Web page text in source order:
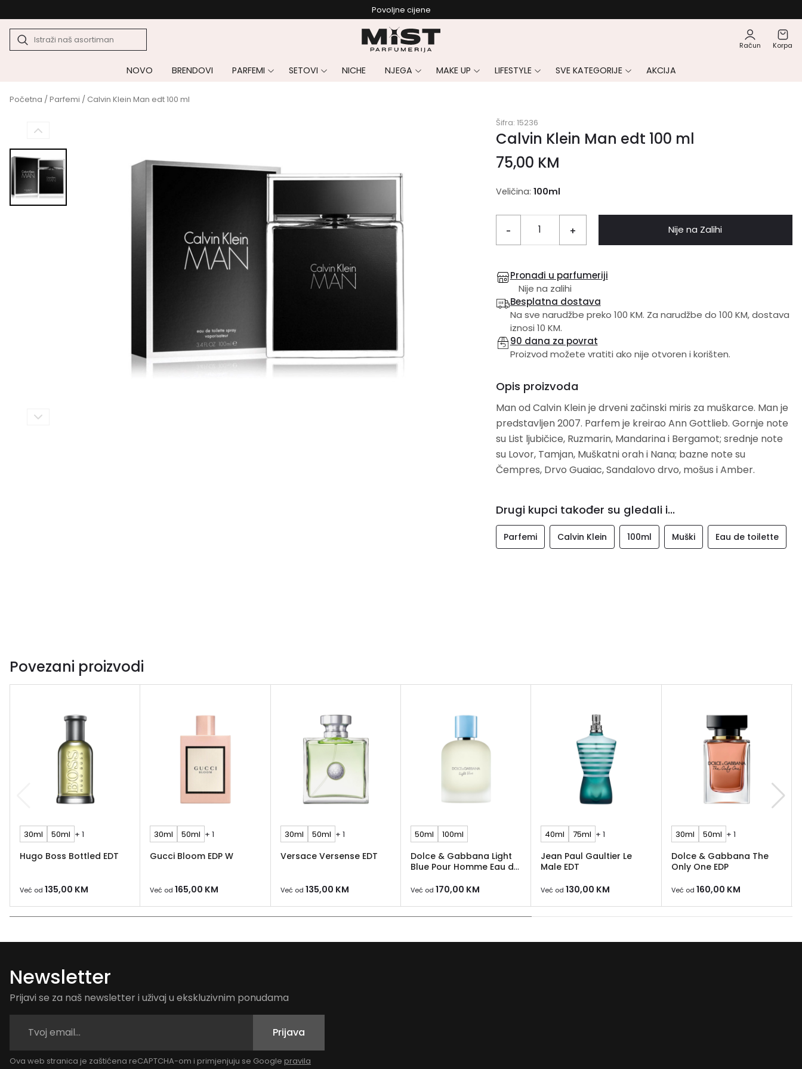
Povoljne cijene
Račun Korpa
NOVO BRENDOVI PARFEMI SETOVI NICHE NJEGA MAKE UP LIFESTYLE SVE KATEGORIJE AKCIJA
Početna /Parfemi / Calvin Klein Man edt 100 ml
Šifra: 15236
Calvin Klein Man edt 100 ml
75,00 KM
Veličina: 100ml
- + Nije na Zalihi
Pronađi u parfumeriji
Nije na zalihi
Besplatna dostava
Na sve narudžbe preko 100 KM. Za narudžbe do 100 KM, dostava
iznosi 10 KM.
90 dana za povrat
Proizvod možete vratiti ako nije otvoren i korišten.
Opis proizvoda
Man od Calvin Klein je drveni začinski miris za muškarce. Man je
predstavljen 2007. Parfem je kreirao Ann Gottlieb. Gornje note
su List ljubičice, Ruzmarin, Mandarina i Bergamot; srednje note
su Lovor, Tamjan, Muškatni orah i Nana; bazne note su
Čempres, Drvo Guaiac, Sandalovo drvo, mošus i Amber.
Drugi kupci također su gledali i...
Parfemi Calvin Klein 100ml Muški Eau de toilette
Povezani proizvodi
30ml 50ml + 1
Hugo Boss Bottled EDT
Već od 135,00 KM
30ml 50ml + 1
Gucci Bloom EDP W
Već od 165,00 KM
30ml 50ml + 1
Versace Versense EDT
Već od 135,00 KM
50ml 100ml
Dolce & Gabbana Light
Blue Pour Homme Eau de
Već od 170,00 KM
40ml 75ml + 1
Jean Paul Gaultier Le
Male EDT
Već od 130,00 KM
30ml 50ml + 1
Dolce & Gabbana The
Only One EDP
Već od 160,00 KM
Newsletter
Prijavi se za naš newsletter i uživaj u ekskluzivnim ponudama
Prijava
Ova web stranica je zaštićena reCAPTCHA-om i primjenjuju se Google pravila